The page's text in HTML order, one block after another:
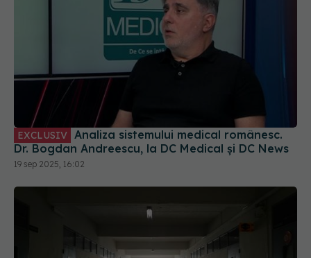
EXCLUSIV
Dr. Bogdan Andreescu, la DC Medical și DC News
19 sep 2025, 16:02